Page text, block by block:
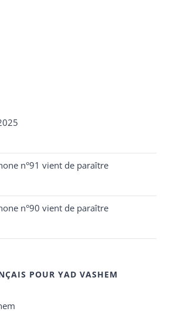
n°91 vient de paraître
n°90 vient de paraître
POUR YAD VASHEM